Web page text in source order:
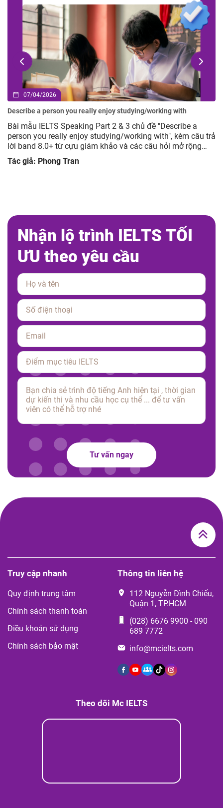
07/04/2026
Describe a person you really enjoy studying/working with
Bài mẫu IELTS Speaking Part 2 & 3 chủ đề "Describe a
person you really enjoy studying/working with", kèm câu trả
lời band 8.0+ từ cựu giám khảo và các câu hỏi mở rộng
giúp luyện tập hiệu quả.
Tác giả: Phong Tran
Nhận lộ trình IELTS TỐI
ƯU theo yêu cầu
Please leave this field empty.
Tư vấn ngay
Truy cập nhanh
Quy định trung tâm
Chính sách thanh toán
Điều khoản sử dụng
Chính sách bảo mật
Thông tin liên hệ
112 Nguyễn Đình Chiểu,
Quận 1, TP.HCM
(028) 6676 9900 - 090
689 7772
info@mcielts.com
Theo dõi Mc IELTS